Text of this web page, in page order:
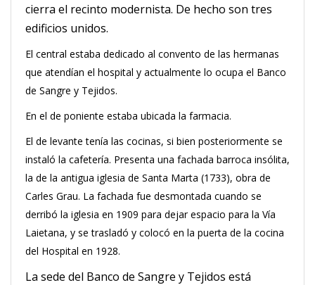
cierra el recinto modernista. De hecho son tres
edificios unidos.
El central estaba dedicado al convento de las hermanas
que atendían el hospital y actualmente lo ocupa el Banco
de Sangre y Tejidos.
En el de poniente estaba ubicada la farmacia.
El de levante tenía las cocinas, si bien posteriormente se
instaló la cafetería. Presenta una fachada barroca insólita,
la de la antigua iglesia de Santa Marta (1733), obra de
Carles Grau. La fachada fue desmontada cuando se
derribó la iglesia en 1909 para dejar espacio para la Vía
Laietana, y se trasladó y colocó en la puerta de la cocina
del Hospital en 1928.
La sede del Banco de Sangre y Tejidos está